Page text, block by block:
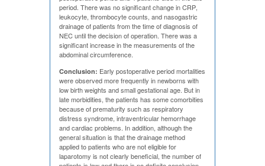
period. There was no significant change in CRP,
leukocyte, thrombocyte counts, and nasogastric
drainage of patients from the time of diagnosis of
NEC until the decision of operation. There was a
significant increase in the measurements of the
abdominal circumference.
Conclusion: Early postoperative period mortalities
were observed more frequently in newborns with
low birth weights and small gestational age. But in
late morbidities, the patients has some comorbities
because of prematurity such as respiratory
distress syndrome, intraventricular hemorrhage
and cardiac problems. In addition, although the
general situation is that the drainage method
applied to patients who are not eligible for
laparotomy is not clearly beneficial, the number of